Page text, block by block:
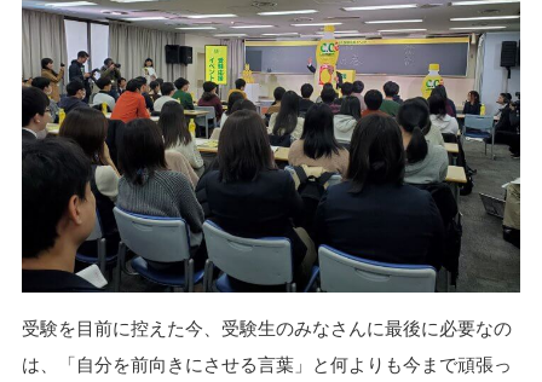
受験を目前に控えた今、受験生のみなさんに最後に必要なの
は、「自分を前向きにさせる言葉」と何よりも今まで頑張っ